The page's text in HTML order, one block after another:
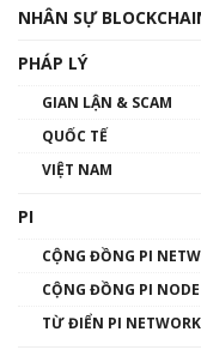
gió ấm
01:29:26
NHÂN SỰ
PHÁP LÝ
GIAN LẬN & SCAM
QUỐC TẾ
VIỆT NAM
PI
CỘNG ĐỒNG PI
CỘNG ĐỒNG PI NODE
TỪ ĐIỂN PI NETWORK